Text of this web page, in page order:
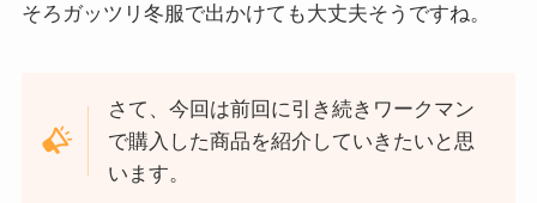
そろガッツリ冬服で出かけても大丈夫そうですね。
さて、今回は前回に引き続きワークマン
で購入した商品を紹介していきたいと思
います。